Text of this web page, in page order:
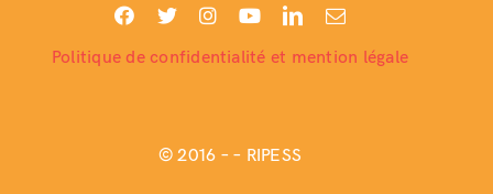
Politique de confidentialité et mention légale
© 2016 –– RIPESS